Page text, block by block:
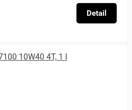
Detail
10W40 4T, 1 l